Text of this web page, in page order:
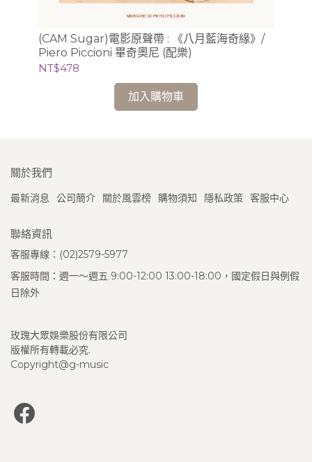
(CAM Sugar)電影原聲帶 : 《八月藍海奇緣》/
Piero Piccioni 畢奇奧尼 (配樂)
NT$478
加入購物車
關於我們
最新消息 公司簡介 關於風雲榜 購物須知 隱私政策 客服中心
聯絡資訊
客服專線：(02)2579-5977
客服時間：週一～週五 9:00-12:00 13:00-18:00，國定假日與例假
日除外
玫瑰大眾娛樂股份有限公司
版權所有轉載必究.
Copyright@g-music